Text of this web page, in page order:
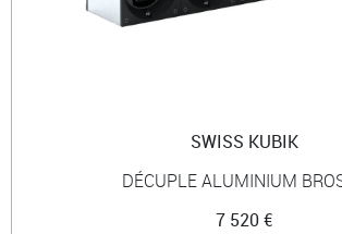
SWISS KUBIK
DÉCUPLE ALUMINIUM
7 520 €